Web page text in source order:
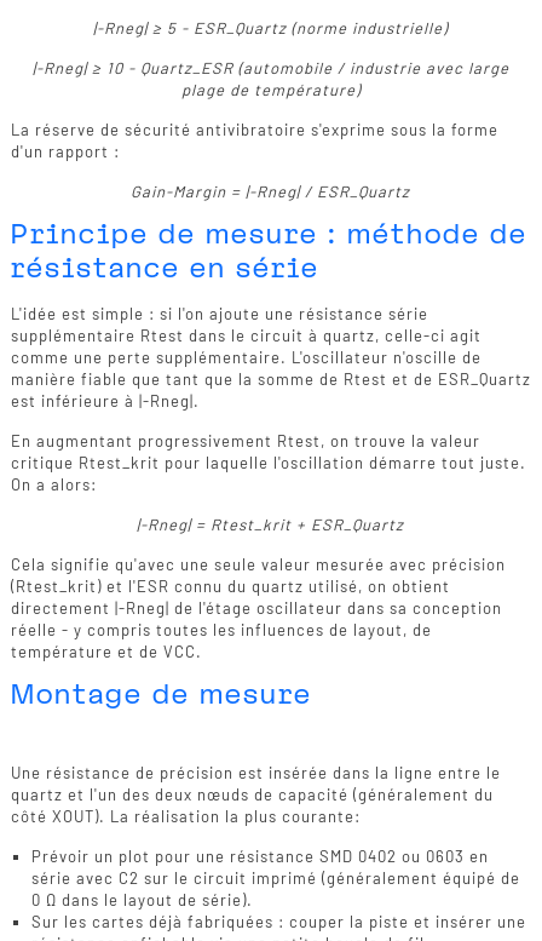
|-Rneg| ≥ 5 - ESR_Quartz (norme industrielle)
|-Rneg| ≥ 10 - Quartz_ESR (automobile / industrie avec large
plage de température)
La réserve de sécurité antivibratoire s'exprime sous la forme
d'un rapport :
Gain-Margin = |-Rneg| / ESR_Quartz
Principe de mesure : méthode de
résistance en série
L'idée est simple : si l'on ajoute une résistance série
supplémentaire Rtest dans le circuit à quartz, celle-ci agit
comme une perte supplémentaire. L'oscillateur n'oscille de
manière fiable que tant que la somme de Rtest et de ESR_Quartz
est inférieure à |-Rneg|.
En augmentant progressivement Rtest, on trouve la valeur
critique Rtest_krit pour laquelle l'oscillation démarre tout juste.
On a alors:
|-Rneg| = Rtest_krit + ESR_Quartz
Cela signifie qu'avec une seule valeur mesurée avec précision
(Rtest_krit) et l'ESR connu du quartz utilisé, on obtient
directement |-Rneg| de l'étage oscillateur dans sa conception
réelle - y compris toutes les influences de layout, de
température et de VCC.
Montage de mesure
Une résistance de précision est insérée dans la ligne entre le
quartz et l'un des deux nœuds de capacité (généralement du
côté XOUT). La réalisation la plus courante:
Prévoir un plot pour une résistance SMD 0402 ou 0603 en
série avec C2 sur le circuit imprimé (généralement équipé de
0 Ω dans le layout de série).
Sur les cartes déjà fabriquées : couper la piste et insérer une